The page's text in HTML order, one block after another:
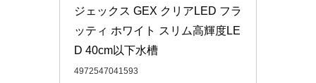
ジェックス GEX クリアLED フラ
ッティ ホワイト スリム高輝度LE
D 40cm以下水槽
4972547041593